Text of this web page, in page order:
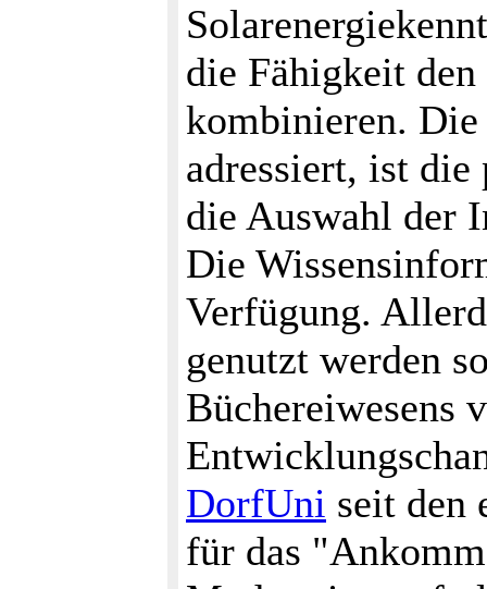
die Fähigkeit
kombinieren.
adressiert, ist
die Auswahl der
Die
Verfügung.
genutzt werden
Büchereiwesens
DorfUni seit den
für das